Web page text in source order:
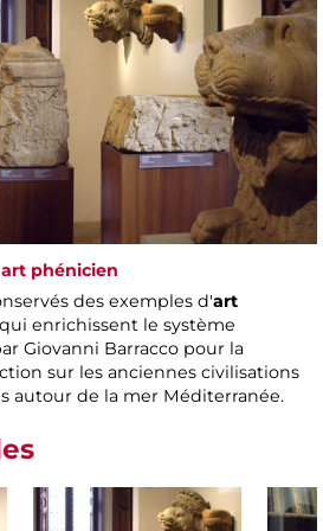
phénicien
des exemples d'art
qui enrichissent le système
Giovanni Barracco pour la
sur les anciennes civilisations
autour de la mer Méditerranée.